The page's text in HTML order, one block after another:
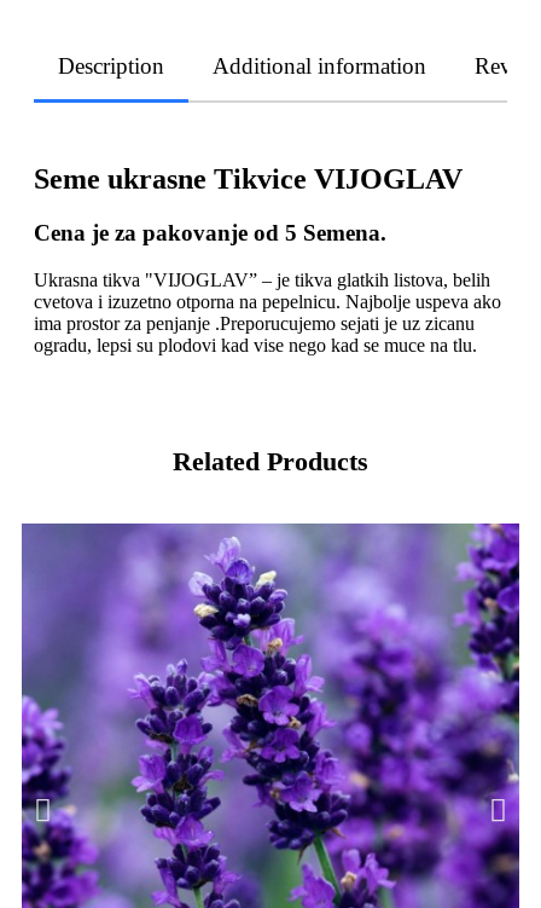
Description Additional information
Seme ukrasne Tikvice VIJOGLAV
Cena je za pakovanje od 5 Semena.
Ukrasna tikva "VIJOGLAV” – je tikva glatkih listova, belih
cvetova i izuzetno otporna na pepelnicu. Najbolje uspeva ako
ima prostor za penjanje .Preporucujemo sejati je uz zicanu
ogradu, lepsi su plodovi kad vise nego kad se muce na tlu.
Related Products